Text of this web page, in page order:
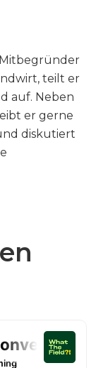
Mitbegründer
teilt er
auf. Neben
er gerne
diskutiert